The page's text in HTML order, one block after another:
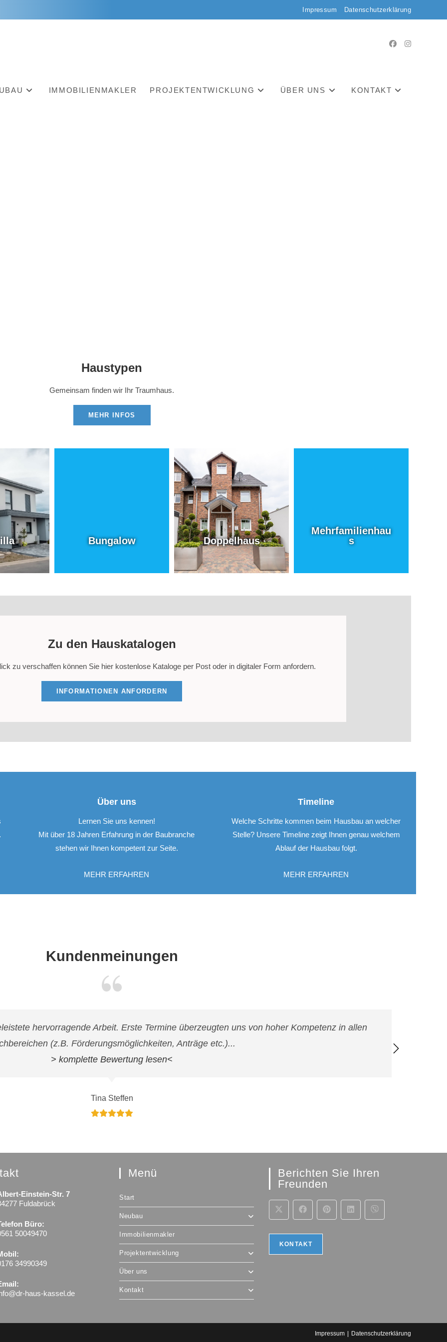
Impressum Datenschutzerklärung
IMMOBILIENMAKLER PROJEKTENTWICKLUNG ÜBER UNS KONTAKT
Haustypen
Gemeinsam finden wir Ihr Traumhaus.
MEHR INFOS
Bungalow Doppelhaus
Generationen
Doppelhäuser
MEHR INFOS
Mehrfamilienhau
s
MEHR INFOS
Zu den Hauskatalogen
zu verschaffen können Sie hier kostenlose Kataloge per Post oder in digitaler Form anfordern.
INFORMATIONEN ANFORDERN
Über uns
Lernen Sie uns kennen!
Mit über 18 Jahren Erfahrung in der Baubranche
stehen wir Ihnen kompetent zur Seite.
MEHR ERFAHREN
Timeline
Welche Schritte kommen beim Hausbau an welcher
Stelle? Unsere Timeline zeigt Ihnen genau welchem
Ablauf der Hausbau folgt.
MEHR ERFAHREN
Kundenmeinungen
hervorragende Arbeit. Erste Termine überzeugten uns von hoher Kompetenz in allen
(z.B. Förderungsmöglichkeiten, Anträge etc.)...
> komplette Bewertung lesen<
Tina Steffen
Einstein-Str. 7
Fuldabrück
Büro:
50049470
34990349
haus-kassel.de
Menü
Start
Neubau
Immobilienmakler
Projektentwicklung
Über uns
Kontakt
Berichten Sie Ihren
Freunden
KONTAKT
Impressum Datenschutzerklärung